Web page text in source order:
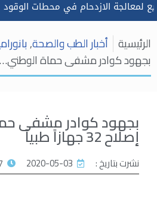
الازدحام في محطات الوقود
الرئيسية أخبار الطب والصحة,
بجهود كوادر مشفى حماة الوطني…إصلاح 32
بجهود كوادر مشفى
إصلاح 32 جهازاً طبياً
نشرت بتاريخ : 2020-05-03